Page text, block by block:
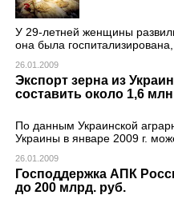
У 29-летней женщины
она была
26.01.2009
Экспорт зерна из
составить около 1,6
По данным Украинской
Украины в январе 2009 г.
26.01.2009
Господдержка АПК
до 200 млрд. руб.